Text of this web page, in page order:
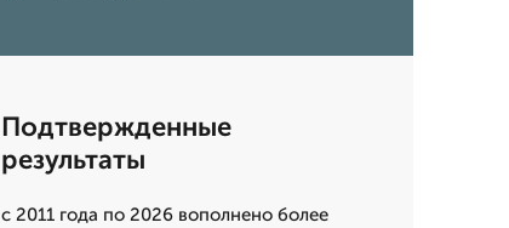
Подтвержденные
результаты
с 2011 года по 2026 вополнено более